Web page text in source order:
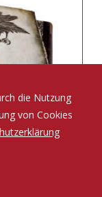
die Nutzung
von Cookies